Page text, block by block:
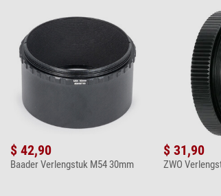
$ 42,90
Baader Verlengstuk M54 30mm
$ 31,90
ZWO